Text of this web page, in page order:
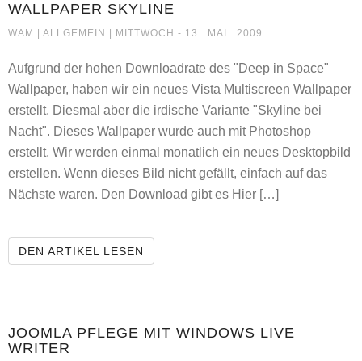
WALLPAPER SKYLINE
WAM | ALLGEMEIN WALLPAPER SKYLINE
| MITTWOCH - 13 . MAI . 2009
Aufgrund der hohen Downloadrate des "Deep in Space"
Wallpaper, haben wir ein neues Vista Multiscreen Wallpaper
erstellt. Diesmal aber die irdische Variante "Skyline bei
Nacht". Dieses Wallpaper wurde auch mit Photoshop
erstellt. Wir werden einmal monatlich ein neues Desktopbild
erstellen. Wenn dieses Bild nicht gefällt, einfach auf das
Nächste waren. Den Download gibt es Hier […]
DEN ARTIKEL LESEN
JOOMLA PFLEGE MIT WINDOWS LIVE
WRITER